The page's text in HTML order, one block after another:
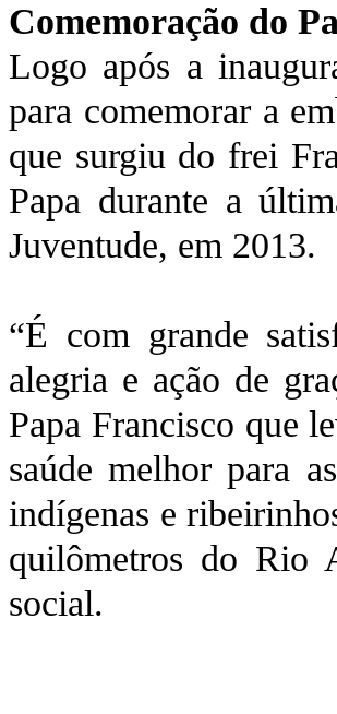
Comemoração do
Logo após a
para comemorar a
que surgiu do frei
Papa durante a
Juventude, em 2013.
“É com grande
alegria e ação de
Papa Francisco que
saúde melhor para
indígenas e
quilômetros do Rio
social.